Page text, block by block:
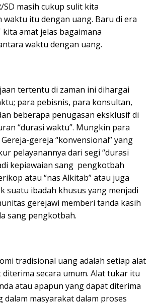
SD masih cukup sulit kita
itu dengan uang. Baru di era
amat jelas bagaimana
waktu dengan uang.
tertentu di zaman ini dihargai
para pebisnis, para konsultan,
beberapa penugasan eksklusif di
“durasi waktu”. Mungkin para
gereja “konvensional” yang
pelayanannya dari segi “durasi
kepiawaian sang pengkotbah
atau “nas Alkitab” atau juga
suatu ibadah khusus yang menjadi
gerejawi memberi tanda kasih
sang pengkotbah.
tradisional uang adalah setiap alat
secara umum. Alat tukar itu
atau apapun yang dapat diterima
dalam masyarakat dalam proses